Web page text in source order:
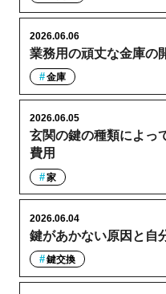
業務用の頑丈な金庫の
2026.06.06
金庫
玄関の鍵の種類によっ
費用
2026.06.05
家
鍵があかない原因と自
2026.06.04
鍵交換